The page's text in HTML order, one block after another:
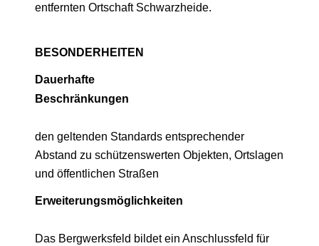
entfernten Ortschaft Schwarzheide.
BESONDERHEITEN
Dauerhafte
Beschränkungen
den geltenden Standards entsprechender
Abstand zu schützenswerten Objekten, Ortslagen
und öffentlichen Straßen
Erweiterungsmöglichkeiten
Das Bergwerksfeld bildet ein Anschlussfeld für